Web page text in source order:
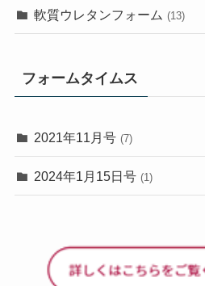
軟質ウレタンフォーム (13)
フォームタイムス
2021年11月号 (7)
2024年1月15日号 (1)